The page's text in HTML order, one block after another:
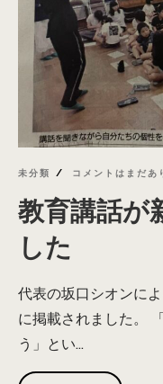
未分類 コメントはまだあ
教育講話が
した
代表の坂口シオンに
に掲載されました。
う」とい...